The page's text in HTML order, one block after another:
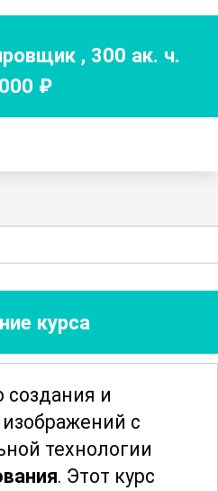
, 300 ак. ч.
₽
курса
создания и
с
технологии
. Этот курс